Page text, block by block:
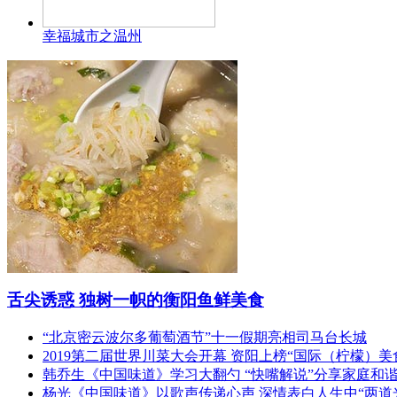
幸福城市之温州
舌尖诱惑 独树一帜的衡阳鱼鲜美食
“北京密云波尔多葡萄酒节”十一假期亮相司马台长城
2019第二届世界川菜大会开幕 资阳上榜“国际（柠檬）美
韩乔生《中国味道》学习大翻勺 “快嘴解说”分享家庭和
杨光《中国味道》以歌声传递心声 深情表白人生中“两道